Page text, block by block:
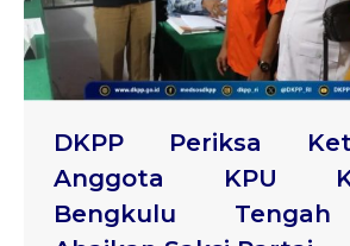
DKPP Periksa
Anggota KPU
Bengkulu